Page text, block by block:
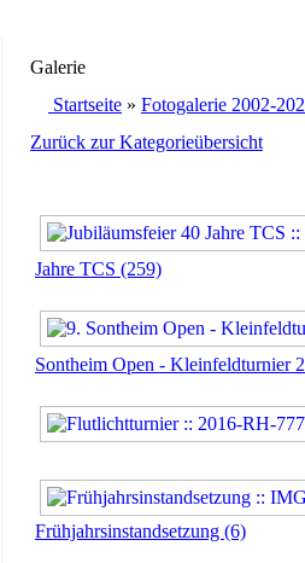
Galerie
Startseite » Fotogalerie 2002-
Zurück zur Kategorieübersicht
Jahre TCS (259)
Sontheim Open - Kleinfeldturnier
Frühjahrsinstandsetzung (6)